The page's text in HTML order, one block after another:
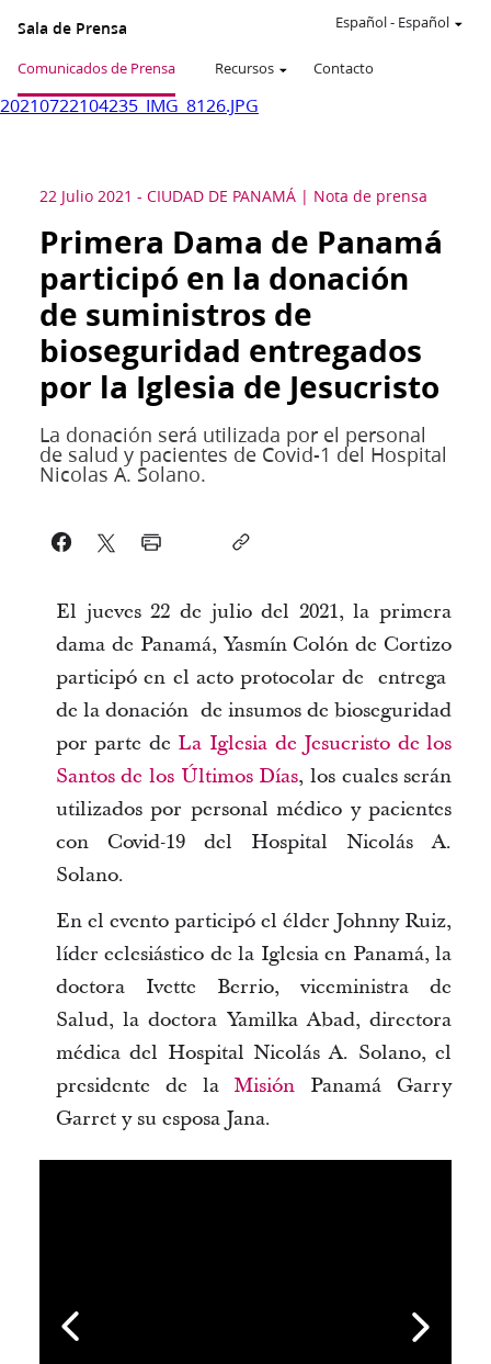
Sala de Prensa
Comunicados de Prensa Recursos Contacto
Español- Español
20210722104235_IMG_8126.JPG
22 Julio 2021 - CIUDAD DE PANAMÁ Nota de prensa
Primera Dama de Panamá
participó en la donación
de suministros de
bioseguridad entregados
por la Iglesia de Jesucristo
La donación será utilizada por el personal
de salud y pacientes de Covid-1 del Hospital
Nicolas A. Solano.
El jueves 22 de julio del 2021, la primera
dama de Panamá, Yasmín Colón de Cortizo
participó en el acto protocolar de entrega
de la donación de insumos de bioseguridad
por parte de La Iglesia de Jesucristo de los
Santos de los Últimos Días, los cuales serán
utilizados por personal médico y pacientes
con Covid-19 del Hospital Nicolás A.
Solano.
En el evento participó el élder Johnny Ruiz,
líder eclesiástico de la Iglesia en Panamá, la
doctora Ivette Berrio, viceministra de
Salud, la doctora Yamilka Abad, directora
médica del Hospital Nicolás A. Solano, el
presidente de la Misión Panamá Garry
Garret y su esposa Jana.